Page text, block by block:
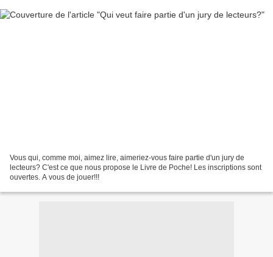
Vous qui, comme moi, aimez lire, aimeriez-vous faire partie d'un jury de
lecteurs? C'est ce que nous propose le Livre de Poche! Les inscriptions sont
ouvertes. A vous de jouer!!!